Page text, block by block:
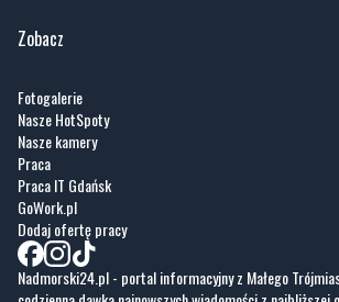
Zobacz
Fotogalerie
Nasze HotSpoty
Nasze kamery
Praca
Praca IT Gdańsk
GoWork.pl
Dodaj ofertę pracy
Nadmorski24.pl - portal informacyjny z Małego